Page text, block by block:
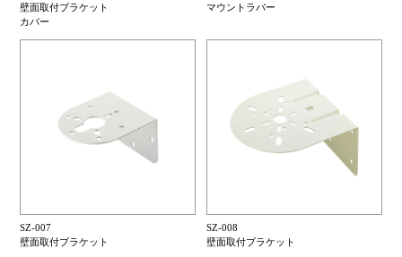
壁面取付ブラケット
カバー
マウントラバー
SZ-007
壁面取付ブラケット
SZ-008
壁面取付ブラケット